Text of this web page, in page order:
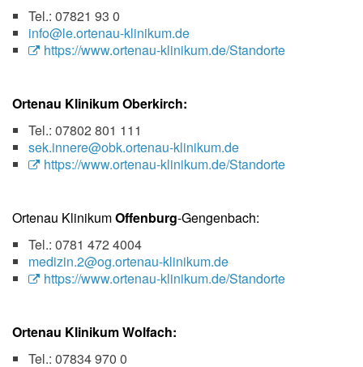
Tel.: 07821 93 0
info@le.ortenau-klinikum.de
https://www.ortenau-klinikum.de/Standorte
Ortenau Klinikum Oberkirch:
Tel.: 07802 801 111
sek.innere@obk.ortenau-klinikum.de
https://www.ortenau-klinikum.de/Standorte
Ortenau KlinikumOffenburg-Gengenbach:
Tel.: 0781 472 4004
medizin.2@og.ortenau-klinikum.de
https://www.ortenau-klinikum.de/Standorte
Ortenau Klinikum Wolfach:
Tel.: 07834 970 0